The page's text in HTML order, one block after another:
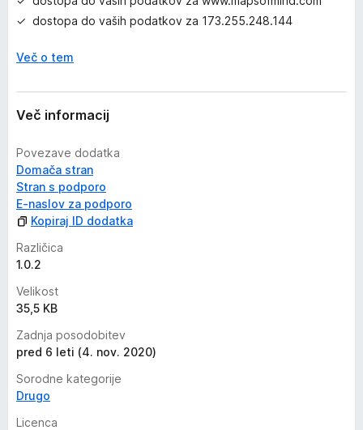
dostopa do vaših podatkov za 173.255.248.144
Več o tem
Več informacij
Povezave dodatka
Domača stran
Stran s podporo
E-naslov za podporo
Kopiraj ID dodatka
Različica
1.0.2
Velikost
35,5 KB
Zadnja posodobitev
pred 6 leti (4. nov. 2020)
Sorodne kategorije
Drugo
Licenca